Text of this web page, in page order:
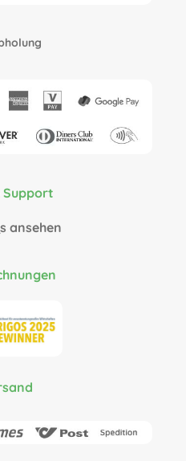
Support
ansehen